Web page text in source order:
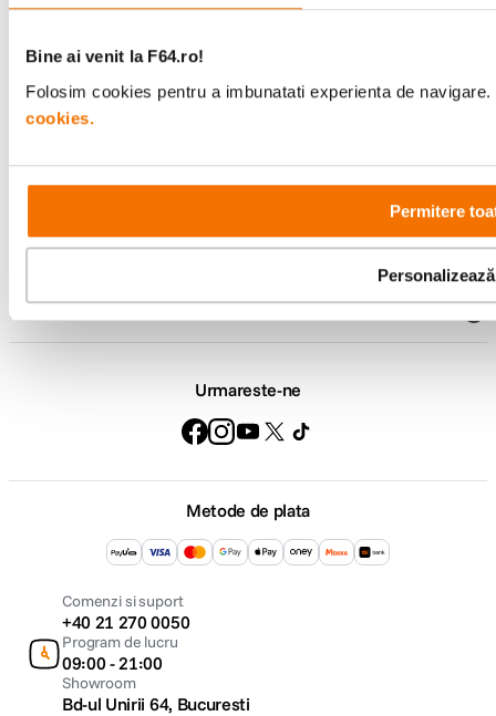
Bine ai venit la F64.ro!
Folosim cookies pentru a imbunatati experienta de
cookies.
Permitere
Personalizează
specializata
499lei
Comenzi si livrare
Suport
Service si garantii
F64 Studio
Urmareste-ne
Metode de plata
Comenzi si suport
+40 21 270 0050
Program de lucru
09:00 - 21:00
Showroom
Bd-ul Unirii 64, Bucuresti